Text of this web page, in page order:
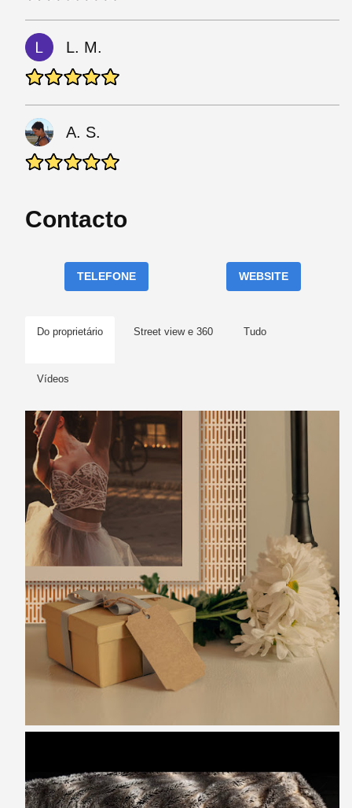
L. M.
A. S.
Contacto
TELEFONE WEBSITE
Do proprietário Street view e 360 Tudo
Vídeos